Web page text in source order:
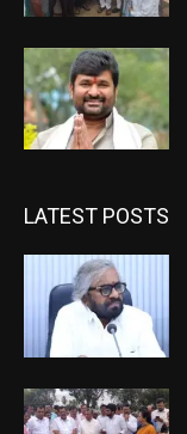
LATEST POSTS